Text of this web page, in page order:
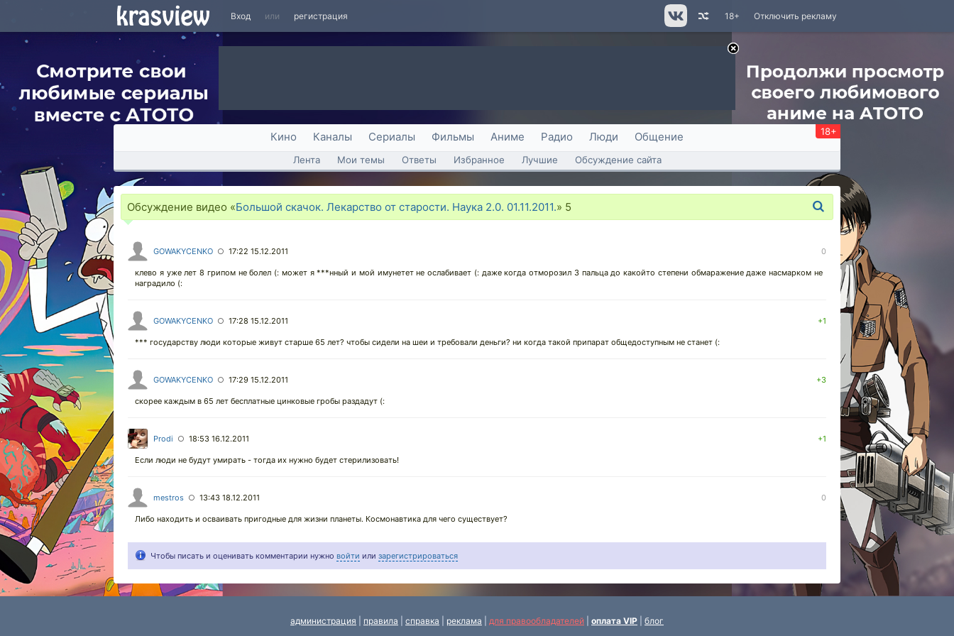
Вход или регистрация Отключить рекламу
18+
Кино Каналы Сериалы Фильмы Аниме Радио Люди Общение 18+
Лента Мои темы Ответы Избранное Лучшие Обсуждение сайта
Обсуждение видео «Большой скачок. Лекарство от старости. Наука 2.0. 01.11.2011.» 5
GOWAKYCENKO ○ 17:22 15.12.2011 0
клево я уже лет 8 грипом не болел (: может я ***нный и мой имунетет не ослабивает (: даже когда отморозил 3 пальца до какойто степени обмаражение даже насмарком не
наградило (:
GOWAKYCENKO ○ 17:28 15.12.2011 +1
*** государству люди которые живут старше 65 лет? чтобы сидели на шеи и требовали деньги? ни когда такой припарат общедоступным не станет (:
GOWAKYCENKO ○ 17:29 15.12.2011 +3
скорее каждым в 65 лет бесплатные цинковые гробы раздадут (:
Prodi ○ 18:53 16.12.2011 +1
Если люди не будут умирать - тогда их нужно будет стерилизовать!
mestros ○ 13:43 18.12.2011 0
Либо находить и осваивать пригодные для жизни планеты. Космонавтика для чего существует?
Чтобы писать и оценивать комментарии нужно войти или зарегистрироваться
администрация правила справка реклама для правообладателей оплата VIP блог